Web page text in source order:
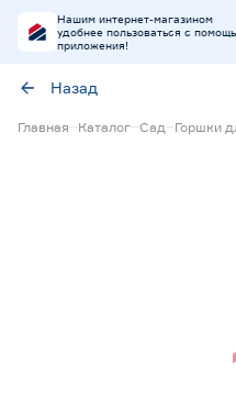
Нашим интернет-магазином
удобнее пользоваться с
приложения!
Назад
Главная Каталог Сад Горшки